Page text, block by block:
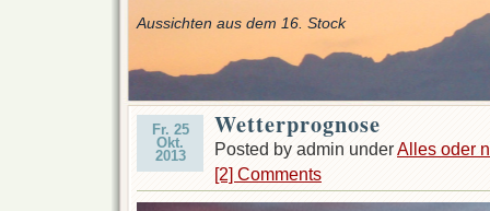
Aussichten aus dem 16. Stock
Fr. 25
Okt.
2013
Wetterprognose
Posted by admin underAlles oder
[2] Comments